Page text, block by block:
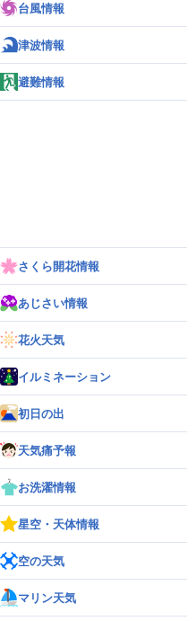
台風情報
津波情報
避難情報
さくら開花情報
あじさい情報
花火天気
イルミネーション
初日の出
天気痛予報
お洗濯情報
星空・天体情報
空の天気
マリン天気